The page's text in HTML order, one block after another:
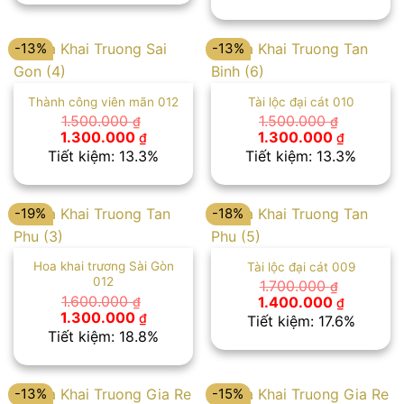
1.350.000 ₫.
-13%
Thành công viên mãn 012
1.500.000₫
Giá
gốc
là:
1.300.000 ₫Giá
hiện
tại
1.300.000 ₫.
Tiết kiệm: 13.3%
-13%
Tài lộc đại cát 010
1.500.000₫
Giá
gốc
là:
1.300.000 ₫Giá
hiện
tại
Tiết kiệm: 13.3%
-19%
Hoa khai trương Sài Gòn
012
1.600.000₫
Giá
gốc
là:
1.300.000 ₫Giá
hiện
tại
1.300.000 ₫.
Tiết kiệm: 18.8%
-18%
Tài lộc đại cát 009
1.700.000₫
Giá
gốc
là:
1.400.000 ₫Giá
hiện
tại
Tiết kiệm: 17.6%
-13% -15%